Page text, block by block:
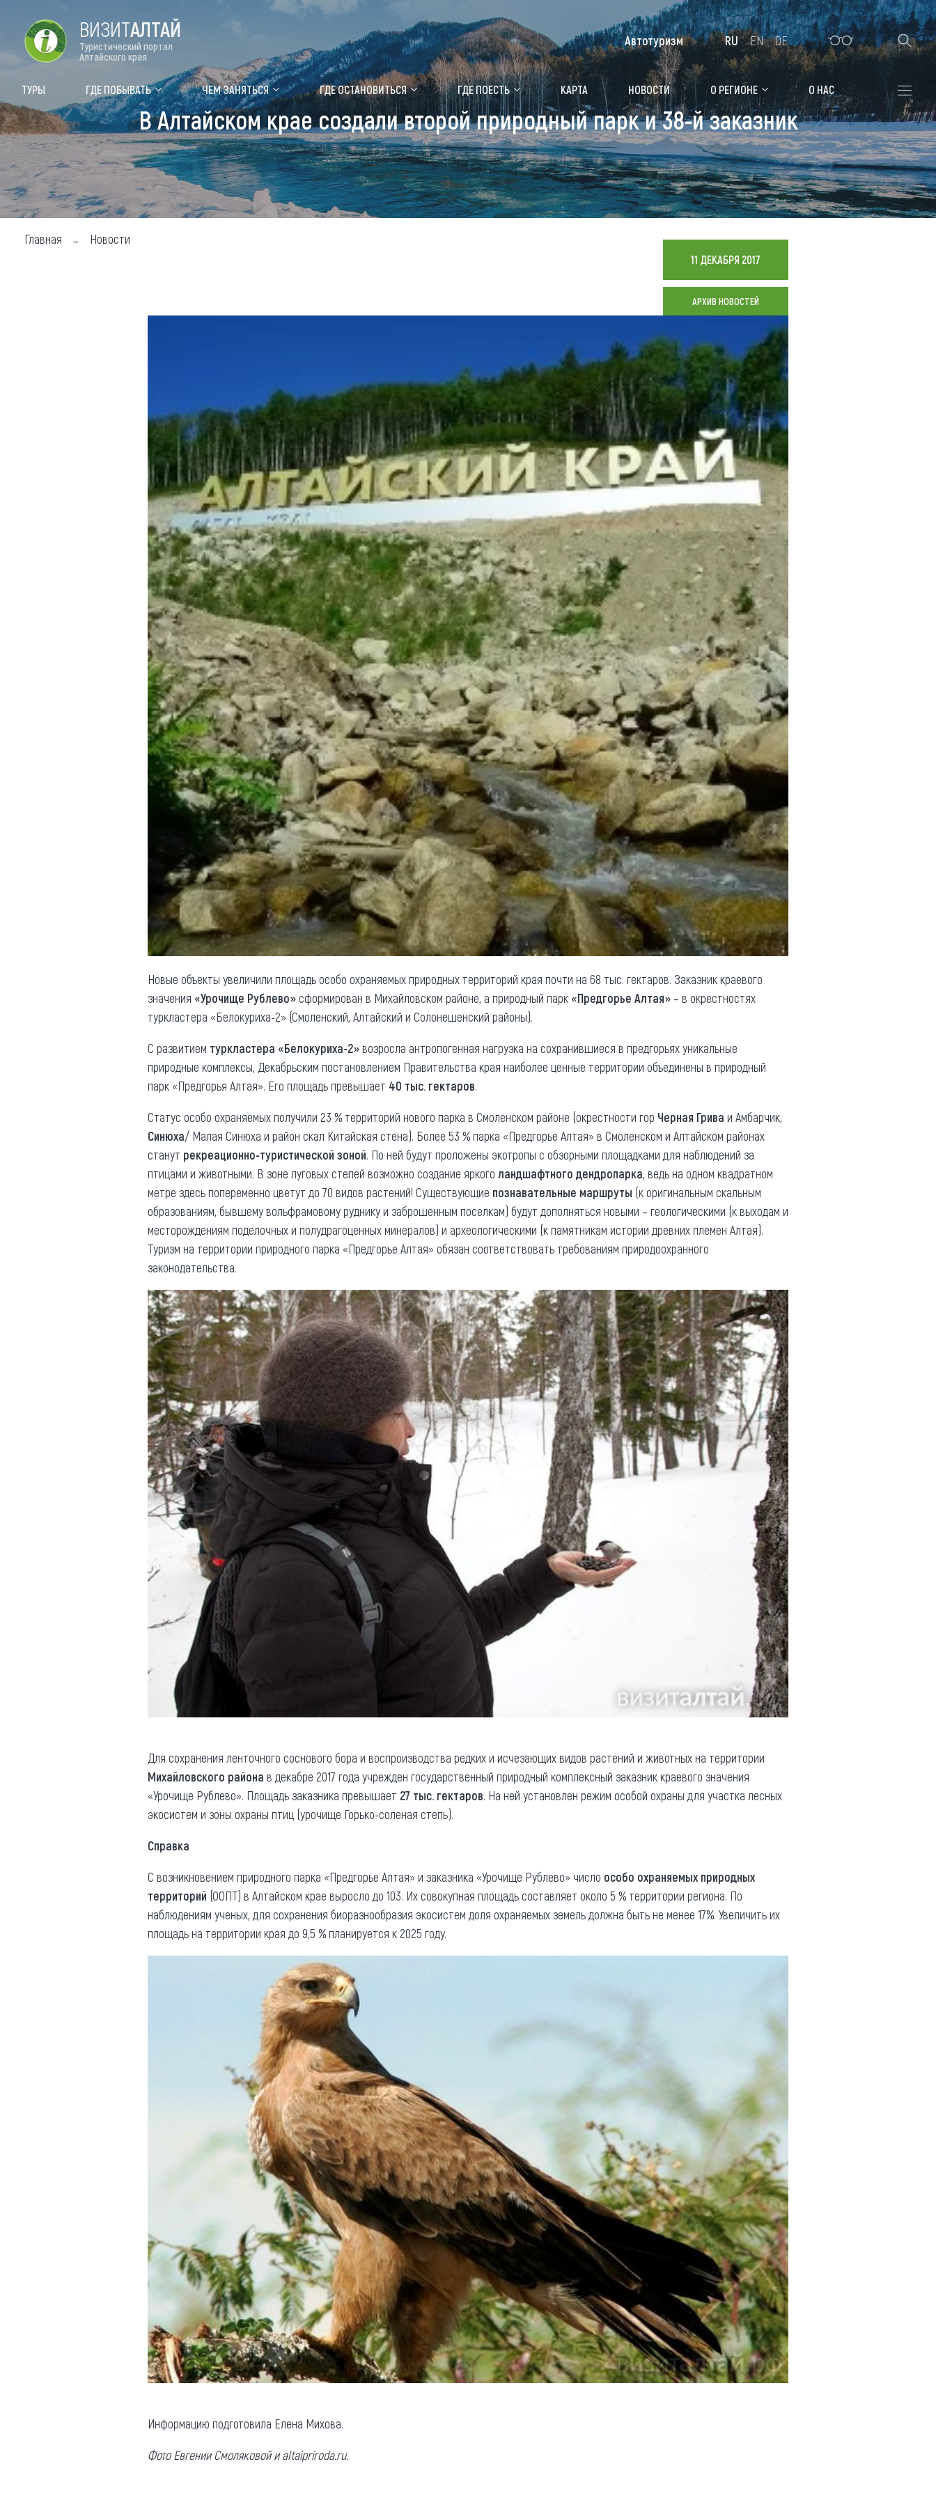
Цветение маральника Медицинский форум Алтайская зимовка
Туры Где побывать
Объекты природы
Объекты истории и культуры
Объекты развлечений
Чем заняться
Календарь событий
Аудиогид
Мой маршрут
Где остановиться
Санатории
Гостиницы, отели
Коттеджи, базы
Сельские усадьбы
Мотели, придорожные отели
Что привезти (сувениры)
Общая информация
Как добраться
Люди, прославившие Алтай
Карты и буклеты
Коллекция впечатлений
Блог путешественника
Видеогалерея
Фотогалерея
Другие рубрики
Реестр туроператоров
Реестр туристических
агентств Алтайского края
Обращения граждан
Противодействие коррупции
ВИЗИТАЛТАЙ
Туристический портал
Алтайского края
ТУРЫ ГДЕ ПОБЫВАТЬ ЧЕМ ЗАНЯТЬСЯ ГДЕ ОСТАНОВИТЬСЯ ГДЕ ПОЕСТЬ КАРТА НОВОСТИ О РЕГИОНЕ О НАС
Автотуризм RU EN DE
В Алтайском крае создали второй природный парк и 38-й заказник
Главная Новости
11 ДЕКАБРЯ 2017
АРХИВ НОВОСТЕЙ
Новые объекты увеличили площадь особо охраняемых природных территорий края почти на 68 тыс. гектаров. Заказник краевого
значения «Урочище Рублево»сформирован в Михайловском районе, а природный парк «Предгорье Алтая» – в окрестностях
туркластера «Белокуриха-2» (Смоленский, Алтайский и Солонешенский районы).
С развитием туркластера «Белокуриха-2»возросла антропогенная нагрузка на сохранившиеся в предгорьях уникальные
природные комплексы, Декабрьским постановлением Правительства края наиболее ценные территории объединены в природный
парк «Предгорья Алтая». Его площадь превышает 40 тыс. гектаров.
Статус особо охраняемых получили 23 % территорий нового парка в Смоленском районе (окрестности гор Черная Грива и Амбарчик,
Синюха/ Малая Синюха и район скал Китайская стена). Более 53 % парка «Предгорье Алтая» в Смоленском и Алтайском районах
станут рекреационно-туристической зоной. По ней будут проложены экотропы с обзорными площадками для наблюдений за
птицами и животными. В зоне луговых степей возможно создание яркого ландшафтного дендропарка, ведь на одном квадратном
метре здесь попеременно цветут до 70 видов растений! Существующие познавательные маршруты (к оригинальным скальным
образованиям, бывшему вольфрамовому руднику и заброшенным поселкам) будут дополняться новыми – геологическими (к выходам и
месторождениям поделочных и полудрагоценных минералов) и археологическими (к памятникам истории древних племен Алтая).
Туризм на территории природного парка «Предгорье Алтая» обязан соответствовать требованиям природоохранного
законодательства.
Для сохранения ленточного соснового бора и воспроизводства редких и исчезающих видов растений и животных на территории
Михайловского района в декабре 2017 года учрежден государственный природный комплексный заказник краевого значения
«Урочище Рублево». Площадь заказника превышает 27 тыс. гектаров. На ней установлен режим особой охраны для участка лесных
экосистем и зоны охраны птиц (урочище Горько-соленая степь).
Справка
С возникновением природного парка «Предгорье Алтая» и заказника «Урочище Рублево» число особо охраняемых природных
территорий (ООПТ) в Алтайском крае выросло до 103. Их совокупная площадь составляет около 5 % территории региона. По
наблюдениям ученых, для сохранения биоразнообразия экосистем доля охраняемых земель должна быть не менее 17%. Увеличить их
площадь на территории края до 9,5 % планируется к 2025 году.
Информацию подготовила Елена Михова.
ФотоЕвгении Смоляковой иaltaipriroda.ru.